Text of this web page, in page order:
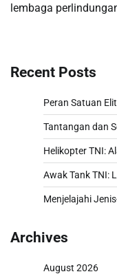
lembaga
Recent Posts
Peran Satuan
Tantangan dan
Helikopter TNI:
Awak Tank TNI:
Menjelajahi
Archives
August 2026